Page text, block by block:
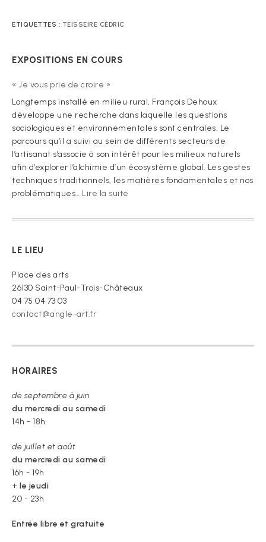
ÉTIQUETTES : TEISSEIRE CÉDRIC
EXPOSITIONS EN COURS
« Je vous prie de croire »
Longtemps installé en milieu rural, François Dehoux
développe une recherche dans laquelle les questions
sociologiques et environnementales sont centrales. Le
parcours qu’il a suivi au sein de différents secteurs de
l’artisanat s’associe à son intérêt pour les milieux naturels
afin d’explorer l’alchimie d’un écosystème global. Les gestes
techniques traditionnels, les matières fondamentales et nos
problématiques… Lire la suite
vous
LE LIEU
Place des arts
26130 Saint-Paul-Trois-Châteaux
04 75 04 73 03
contact@angle-art.fr
HORAIRES
de septembre à juin
du mercredi au samedi
14h - 18h
de juillet et août
du mercredi au samedi
16h - 19h
+ le jeudi
20 - 23h
Entrée libre et gratuite